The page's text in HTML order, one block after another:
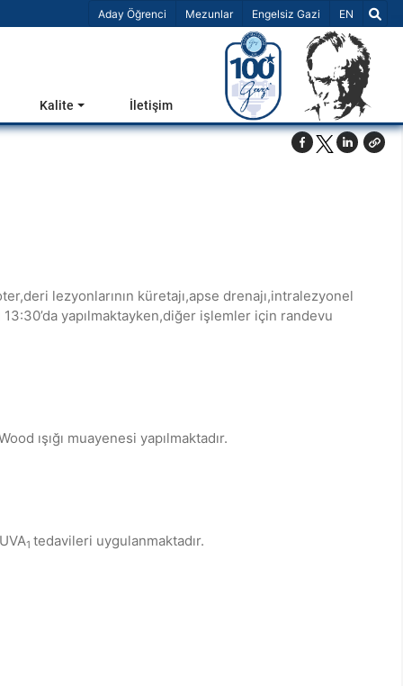
Aday Öğrenci Mezunlar Engelsiz Gazi Dil Seçiniz
EN
Kalite İletişim
lezyonlarının küretajı,apse drenajı,intralezyonel
yapılmaktayken,diğer işlemler için randevu
ışığı muayenesi yapılmaktadır.
1 tedavileri uygulanmaktadır.